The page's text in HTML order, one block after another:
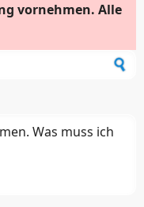
vornehmen. Alle
Was muss ich